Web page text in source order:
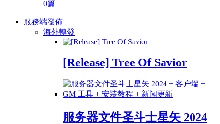
0篇
服務端發佈
海外轉發
[Release] Tree Of Savior
服务器文件圣斗士星矢 2024